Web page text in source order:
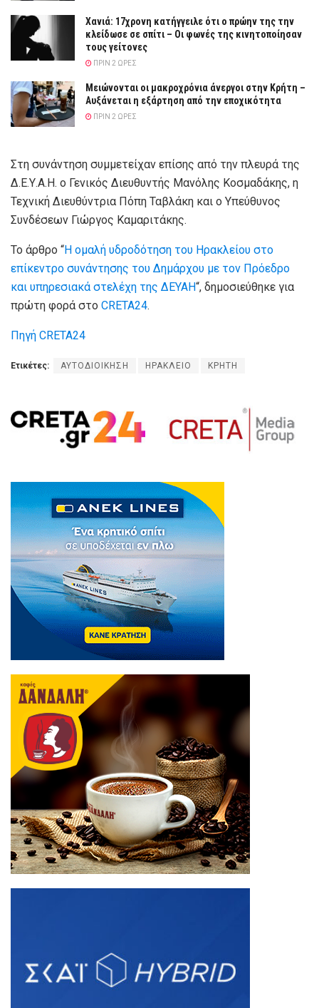
Χανιά: 17χρονη κατήγγειλε ότι ο πρώην της την
κλείδωσε σε σπίτι – Οι φωνές της κινητοποίησαν
τους γείτονες
ΠΡΙΝ 2 ΏΡΕΣ
Μειώνονται οι μακροχρόνια άνεργοι στην Κρήτη –
Αυξάνεται η εξάρτηση από την εποχικότητα
ΠΡΙΝ 2 ΏΡΕΣ
Στη συνάντηση συμμετείχαν επίσης από την πλευρά της
Δ.Ε.Υ.Α.Η. ο Γενικός Διευθυντής Μανόλης Κοσμαδάκης, η
Τεχνική Διευθύντρια Πόπη Ταβλάκη και ο Υπεύθυνος
Συνδέσεων Γιώργος Καμαριτάκης.
Το άρθρο “Η ομαλή υδροδότηση του Ηρακλείου στο
επίκεντρο συνάντησης του Δημάρχου με τον Πρόεδρο
και υπηρεσιακά στελέχη της ΔΕΥΑΗ“, δημοσιεύθηκε για
πρώτη φορά στο CRETA24.
Πηγή CRETA24
Ετικέτες: ΑΥΤΟΔΙΟΙΚΗΣΗ ΗΡΑΚΛΕΙΟ ΚΡΗΤΗ